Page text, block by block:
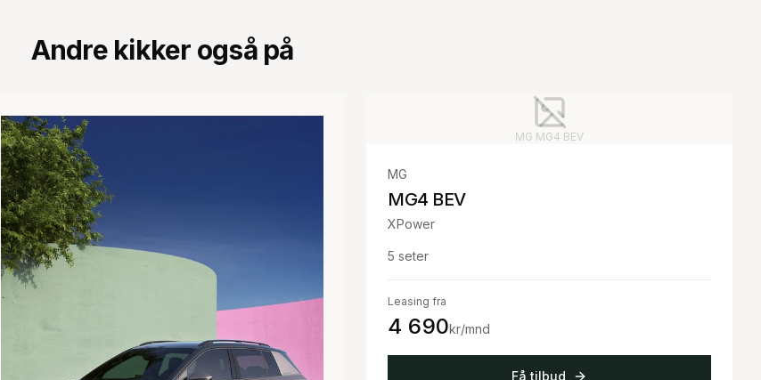
Andre kikker også på
MG MG4 BEV
MG
MG4 BEV
XPower
5 seter
Leasing fra
4 690kr/mnd
Få tilbud